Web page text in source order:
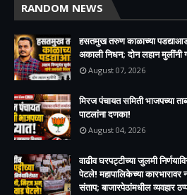
RANDOM NEWS
हसतमुख तरुण काळाच्या
अकाली निधन; दोन लहान मुलींनी
August 07, 2026
मिरज पंचायत समिती भाजपच्या
पाटलांना दणका!
August 04, 2026
वाढीव घरपट्टीच्या जुलमी
पेटले! महापालिकेच्या कारभारावर
संताप; बाजारपेठांमधील व्यवहार